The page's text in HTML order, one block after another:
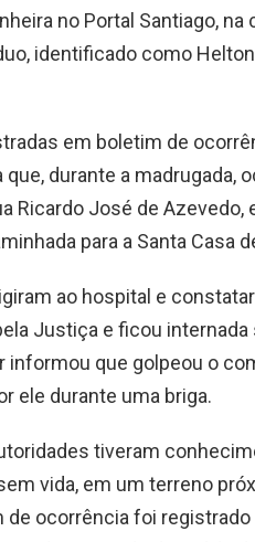
no Portal Santiago,
identificado como
em boletim de
durante a madrugada,
Ricardo José de Azevedo,
para a Santa Casa
ao hospital e
Justiça e ficou
informou que golpeou o
ele durante uma briga.
tiveram
vida, em um terreno
ocorrência foi registrado